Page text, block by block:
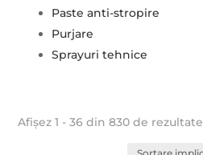
Paste anti-stropire
Purjare
Sprayuri tehnice
Afișez 1 - 36 din 830 de rezultate